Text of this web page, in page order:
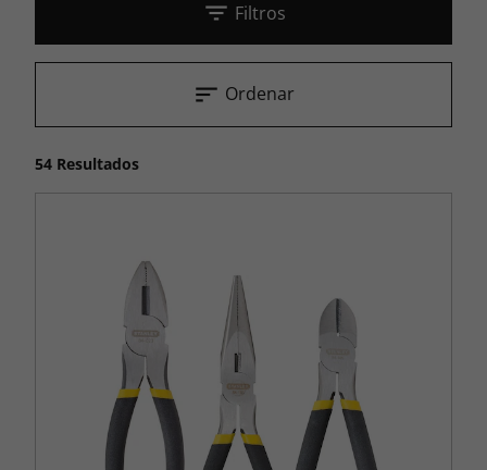
Filtros
54 Resultados
Ordenar